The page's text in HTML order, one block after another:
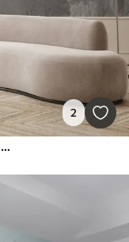
2
Peintures murales Grands arbres sur les collines, forêt dans le brouillard